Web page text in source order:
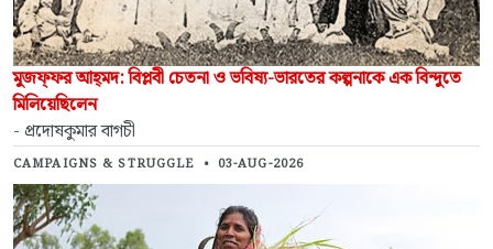
মুজফ্‌ফর আহ্‌মদ: বিপ্লবী চেতনা ও ভবিষ্য-ভারতের কল্পনাকে এক বিন্দুতে
মিলিয়েছিলেন
- প্রদোষকুমার বাগচী
CAMPAIGNS & STRUGGLE • 03-AUG-2026